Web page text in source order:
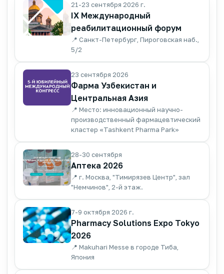
21-23 сентября 2026 г.
IX Международный
реабилитационный форум
📍 Санкт-Петербург, Пироговская наб.,
5/2
23 сентября 2026
Фарма Узбекистан и
Центральная Азия
📍 Место: инновационный научно-
производственный фармацевтический
кластер «Tashkent Pharma Park»
28-30 сентября
Аптека 2026
📍 г. Москва, "Тимирязев Центр", зал
"Немчинов", 2-й этаж.
7-9 октября 2026 г.
Pharmacy Solutions Expo Tokyo
2026
📍 Makuhari Messe в городе Тиба,
Япония